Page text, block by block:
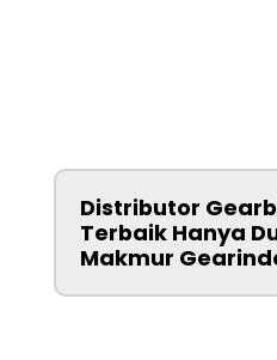
Distributor
Terbaik Hanya
Makmur